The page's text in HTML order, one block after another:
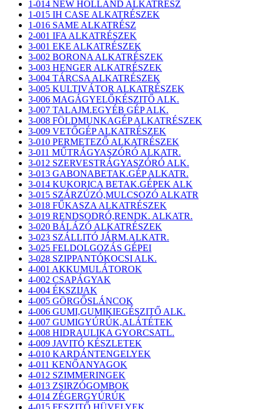
1-014 NEW HOLLAND ALKATRÉSZ
1-015 IH CASE ALKATRÉSZEK
1-016 SAME ALKATRÉSZ
2-001 IFA ALKATRÉSZEK
3-001 EKE ALKATRÉSZEK
3-002 BORONA ALKATRÉSZEK
3-003 HENGER ALKATRÉSZEK
3-004 TÁRCSA ALKATRÉSZEK
3-005 KULTIVÁTOR ALKATRÉSZEK
3-006 MAGÁGYELŐKÉSZITŐ ALK.
3-007 TALAJM.EGYÉB GÉP ALK.
3-008 FÖLDMUNKAGÉP ALKATRÉSZEK
3-009 VETŐGÉP ALKATRÉSZEK
3-010 PERMETEZŐ ALKATRÉSZEK
3-011 MŰTRÁGYASZÓRÓ ALKATR.
3-012 SZERVESTRÁGYASZÓRÓ ALK.
3-013 GABONABETAK.GÉP ALKATR.
3-014 KUKORICA BETAK.GÉPEK ALK
3-015 SZÁRZÚZÓ,MULCSOZÓ ALKATR
3-018 FŰKASZA ALKATRÉSZEK
3-019 RENDSODRÓ,RENDK. ALKATR.
3-020 BÁLÁZÓ ALKATRÉSZEK
3-023 SZÁLLITÓ JÁRM.ALKATR.
3-025 FELDOLGOZÁS GÉPEI
3-028 SZIPPANTÓKOCSI ALK.
4-001 AKKUMULÁTOROK
4-002 CSAPÁGYAK
4-004 ÉKSZIJAK
4-005 GÖRGŐSLÁNCOK
4-006 GUMI,GUMIKIEGÉSZITŐ ALK.
4-007 GUMIGYÚRÚK,ALÁTÉTEK
4-008 HIDRAULIKA GYORCSATL.
4-009 JAVITÓ KÉSZLETEK
4-010 KARDÁNTENGELYEK
4-011 KENŐANYAGOK
4-012 SZIMMERINGEK
4-013 ZSIRZÓGOMBOK
4-014 ZÉGERGYÚRÚK
4-015 FESZITŐ HÜVELYEK